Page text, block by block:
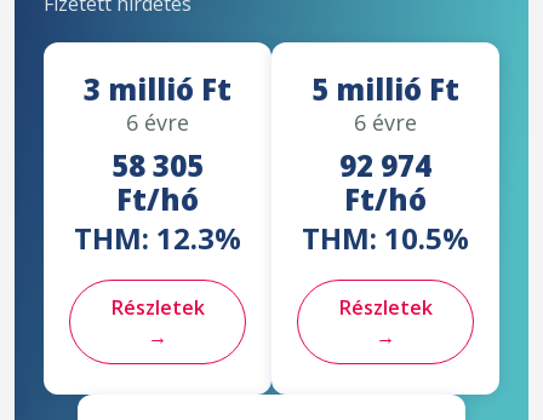
3 millió Ft
6 évre
58 305
Ft/hó
THM: 12.3%
Részletek
→
5 millió Ft
6 évre
92 974
Ft/hó
THM: 10.5%
Részletek
→